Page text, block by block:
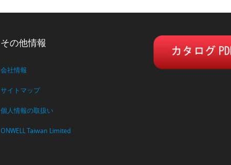
その他情報
会社情報
サイトマップ
個人情報の取扱い
ONWELL Taiwan Limited